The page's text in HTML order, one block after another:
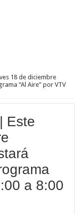
18 de diciembre
“Al Aire” por VTV
Este
a 8:00